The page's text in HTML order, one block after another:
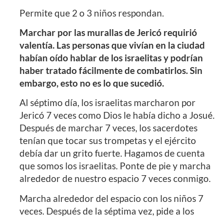
Permite que 2 o 3 niños respondan.
Marchar por las murallas de Jericó requirió
valentía. Las personas que vivían en la ciudad
habían oído hablar de los israelitas y podrían
haber tratado fácilmente de combatirlos. Sin
embargo, esto no es lo que sucedió.
Al séptimo día, los israelitas marcharon por
Jericó 7 veces como Dios le había dicho a Josué.
Después de marchar 7 veces, los sacerdotes
tenían que tocar sus trompetas y el ejército
debía dar un grito fuerte. Hagamos de cuenta
que somos los israelitas. Ponte de pie y marcha
alrededor de nuestro espacio 7 veces conmigo.
Marcha alrededor del espacio con los niños 7
veces. Después de la séptima vez, pide a los